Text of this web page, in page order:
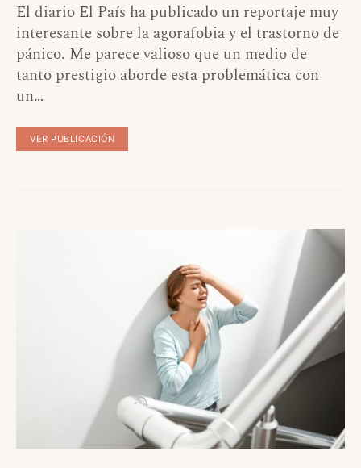
El diario El País ha publicado un reportaje muy
interesante sobre la agorafobia y el trastorno de
pánico. Me parece valioso que un medio de
tanto prestigio aborde esta problemática con
un…
VER PUBLICACIÓN